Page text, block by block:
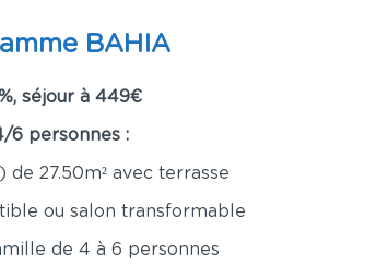
BAHIA
séjour à 449€
6 personnes :
de 27.50m² avec terrasse
ou salon transformable
de 4 à 6 personnes